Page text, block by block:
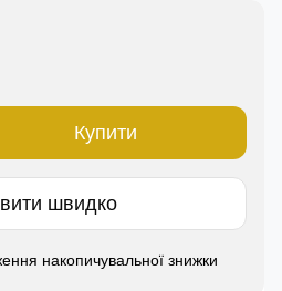
Купити
швидко
накопичувальної знижки